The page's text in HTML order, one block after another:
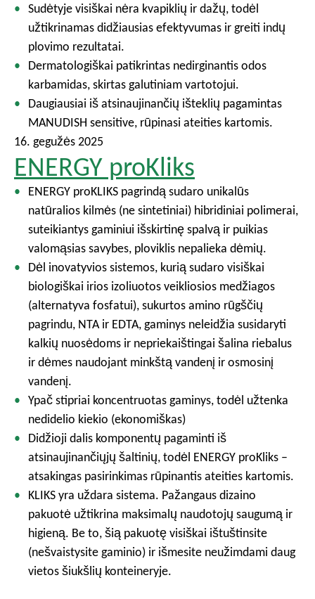
Sudėtyje visiškai nėra kvapiklių ir dažų, todėl
užtikrinamas didžiausias efektyvumas ir greiti indų
plovimo rezultatai.
Dermatologiškai patikrintas nedirginantis odos
karbamidas, skirtas galutiniam vartotojui.
Daugiausiai iš atsinaujinančių išteklių pagamintas
MANUDISH sensitive, rūpinasi ateities kartomis.
16. gegužės 2025
ENERGY proKliks
ENERGY proKLIKS pagrindą sudaro unikalūs
natūralios kilmės (ne sintetiniai) hibridiniai polimerai,
suteikiantys gaminiui išskirtinę spalvą ir puikias
valomąsias savybes, ploviklis nepalieka dėmių.
Dėl inovatyvios sistemos, kurią sudaro visiškai
biologiškai irios izoliuotos veikliosios medžiagos
(alternatyva fosfatui), sukurtos amino rūgščių
pagrindu, NTA ir EDTA, gaminys neleidžia susidaryti
kalkių nuosėdoms ir nepriekaištingai šalina riebalus
ir dėmes naudojant minkštą vandenį ir osmosinį
vandenį.
Ypač stipriai koncentruotas gaminys, todėl užtenka
nedidelio kiekio (ekonomiškas)
Didžioji dalis komponentų pagaminti iš
atsinaujinančiųjų šaltinių, todėl ENERGY proKliks –
atsakingas pasirinkimas rūpinantis ateities kartomis.
KLIKS yra uždara sistema. Pažangaus dizaino
pakuotė užtikrina maksimalų naudotojų saugumą ir
higieną. Be to, šią pakuotę visiškai ištuštinsite
(nešvaistysite gaminio) ir išmesite neužimdami daug
vietos šiukšlių konteineryje.